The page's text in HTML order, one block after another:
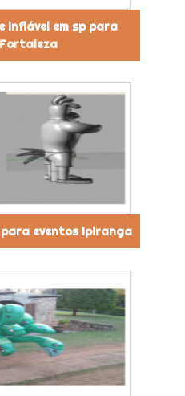
inflável em sp para
eventos Ipiranga